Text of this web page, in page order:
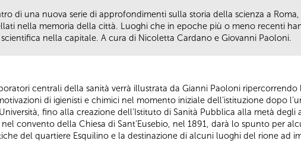
di una nuova serie di approfondimenti sulla storia della scienza a
nella memoria della città. Luoghi che in epoche più o meno recenti
nella capitale. A cura di Nicoletta Cardano e Giovanni Paoloni.
centrali della sanità verrà illustrata da Gianni Paoloni
di igienisti e chimici nel momento iniziale dell’istituzione dopo
fino alla creazione dell’Istituto di Sanità Pubblica alla metà
nel convento della Chiesa di Sant’Eusebio, nel 1891, darà lo spunto per
del quartiere Esquilino e la destinazione di alcuni luoghi del rione ad